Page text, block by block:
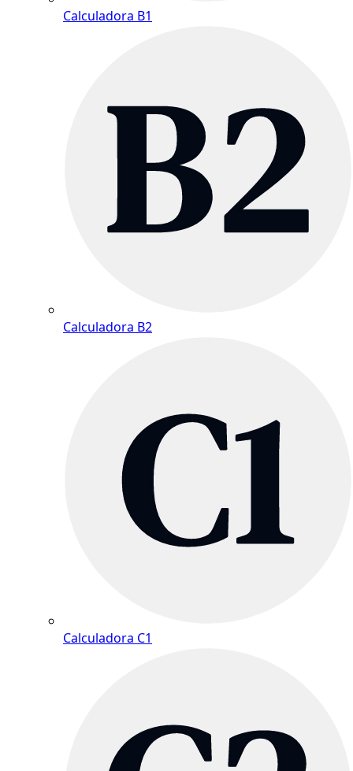
Calculadora B1
Calculadora B2
Calculadora C1